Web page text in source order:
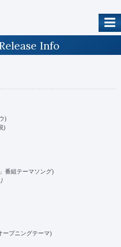
Info
)
)
番組テーマソング)
ープニングテーマ)